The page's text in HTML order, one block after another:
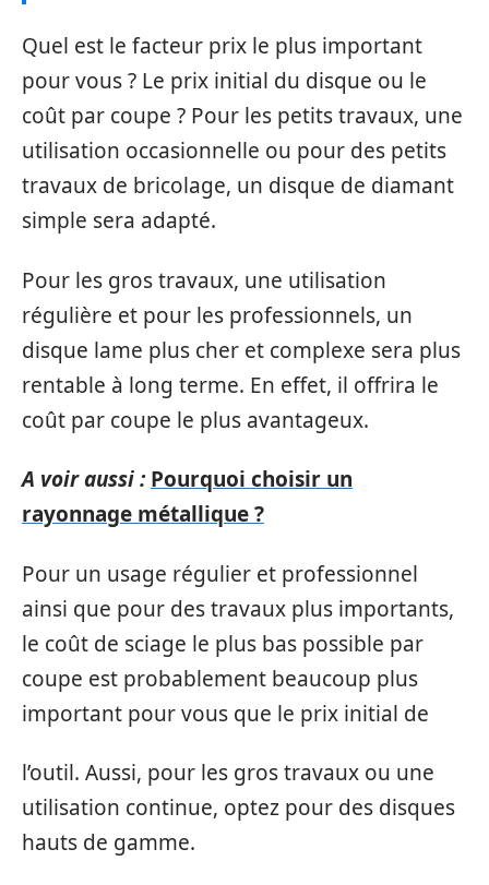
Quel est le facteur prix le plus important
pour vous ? Le prix initial du disque ou le
coût par coupe ? Pour les petits travaux, une
utilisation occasionnelle ou pour des petits
travaux de bricolage, un disque de diamant
simple sera adapté.
Pour les gros travaux, une utilisation
régulière et pour les professionnels, un
disque lame plus cher et complexe sera plus
rentable à long terme. En effet, il offrira le
coût par coupe le plus avantageux.
A voir aussi : Pourquoi choisir un
rayonnage métallique ?
Pour un usage régulier et professionnel
ainsi que pour des travaux plus importants,
le coût de sciage le plus bas possible par
coupe est probablement beaucoup plus
important pour vous que le prix initial de
l’outil. Aussi, pour les gros travaux ou une
utilisation continue, optez pour des disques
hauts de gamme.